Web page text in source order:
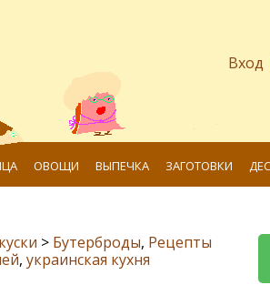
Вход
ОВОЩИ ВЫПЕЧКА ЗАГОТОВКИ
> Бутерброды, Рецепты
, украинская кухня